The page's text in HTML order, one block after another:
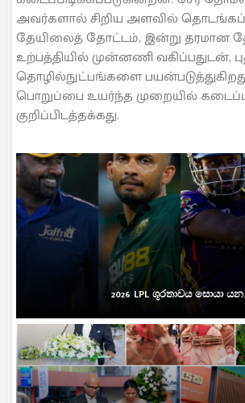
அவர்களால் சிறிய அளவில்
தேயிலைத் தோட்டம், இன்று தரமான
உற்பத்தியில் முன்னணி வகிப்பதுடன்,
தொழில்நுட்பங்களை
பொறுப்பை உயர்ந்த முறையில்
குறிப்பிடத்தக்கது.
2026 LPL ශූරතාවය සොයා